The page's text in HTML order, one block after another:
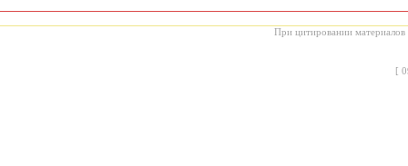
При цитировании материалов
[